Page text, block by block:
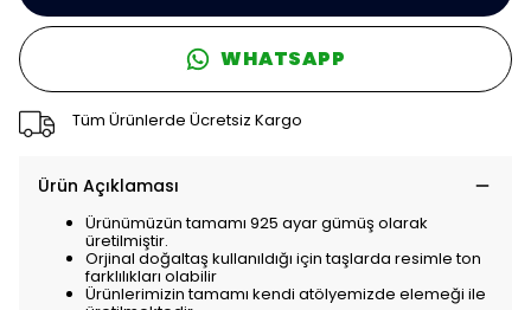
WHATSAPP
Tüm Ürünlerde Ücretsiz Kargo
Ürün Açıklaması
Ürünümüzün tamamı 925 ayar gümüş olarak
üretilmiştir.
Orjinal doğaltaş kullanıldığı için taşlarda resimle ton
farklılıkları olabilir
Ürünlerimizin tamamı kendi atölyemizde elemeği ile